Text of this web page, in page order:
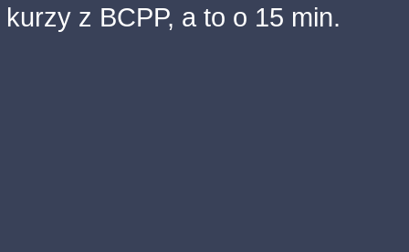
kurzy z BCPP, a to o 15 min.